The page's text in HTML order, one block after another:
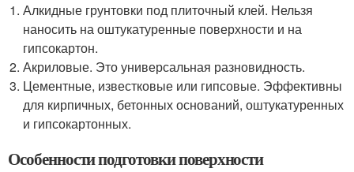
Алкидные грунтовки под плиточный клей. Нельзя
наносить на оштукатуренные поверхности и на
гипсокартон.
Акриловые. Это универсальная разновидность.
Цементные, известковые или гипсовые. Эффективны
для кирпичных, бетонных оснований, оштукатуренных
и гипсокартонных.
Особенности подготовки поверхности